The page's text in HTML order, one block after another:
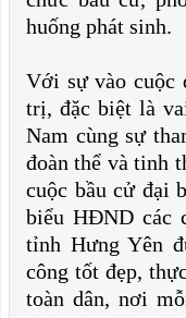
huống phát sinh.
Với sự vào cuộc
trị, đặc biệt là
Nam cùng sự
đoàn thể và tinh
cuộc bầu cử đại
biểu HĐND các
tỉnh Hưng Yên
công tốt đẹp,
toàn dân, nơi